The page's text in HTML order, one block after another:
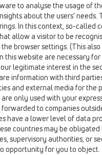
su
to analyse the usage of
about the users’
In this context, so-called
allow a visitor to be
browser settings. (This
this website are necessary
legitimate interest in the
information with third
and external media for the
only used with your
to companies
have a lower level of data
countries may be
supervisory authorities, or
opportunity for you to object.